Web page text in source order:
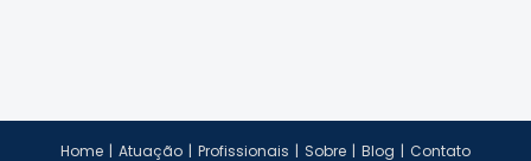
Home Atuação Profissionais Sobre Blog Contato